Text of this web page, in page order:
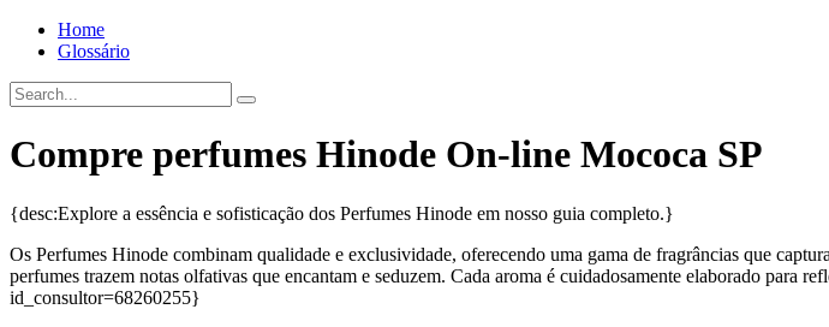
Home
Glossário
Compre perfumes Hinode On-line Mococa SP
{desc:Explore a essência e sofisticação dos Perfumes Hinode em nosso guia completo.}
Os Perfumes Hinode combinam qualidade e exclusividade, oferecendo uma gama de fragrâncias que
perfumes trazem notas olfativas que encantam e seduzem. Cada aroma é cuidadosamente elaborado
id_consultor=68260255}